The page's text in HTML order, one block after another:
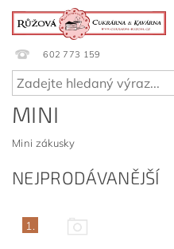
602 773 159
MINI
Mini zákusky
NEJPRODÁVANĚJŠÍ
1.